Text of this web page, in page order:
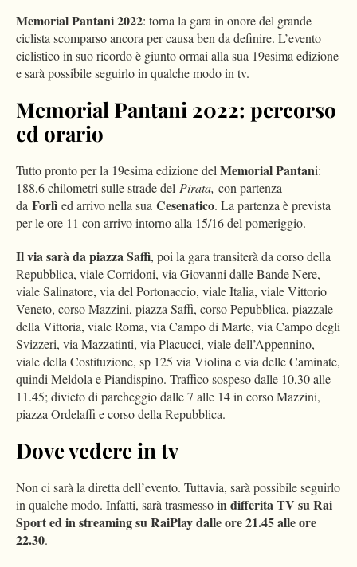
Memorial Pantani 2022: torna la gara in onore del grande
ciclista scomparso ancora per causa ben da definire. L’evento
ciclistico in suo ricordo è giunto ormai alla sua 19esima edizione
e sarà possibile seguirlo in qualche modo in tv.
Memorial Pantani 2022: percorso
ed orario
Tutto pronto per la 19esima edizione delMemorial Pantani:
188,6 chilometri sulle strade del Pirata, con partenza
da Forlì ed arrivo nella sua Cesenatico. La partenza è prevista
per le ore 11 con arrivo intorno alla 15/16 del pomeriggio.
Il via sarà da piazza Saffi, poi la gara transiterà da corso della
Repubblica, viale Corridoni, via Giovanni dalle Bande Nere,
viale Salinatore, via del Portonaccio, viale Italia, viale Vittorio
Veneto, corso Mazzini, piazza Saffi, corso Pepubblica, piazzale
della Vittoria, viale Roma, via Campo di Marte, via Campo degli
Svizzeri, via Mazzatinti, via Placucci, viale dell’Appennino,
viale della Costituzione, sp 125 via Violina e via delle Caminate,
quindi Meldola e Piandispino. Traffico sospeso dalle 10,30 alle
11.45; divieto di parcheggio dalle 7 alle 14 in corso Mazzini,
piazza Ordelaffi e corso della Repubblica.
Dove vedere in tv
Non ci sarà la diretta dell’evento. Tuttavia, sarà possibile seguirlo
in qualche modo. Infatti, sarà trasmessoin differita TV su Rai
Sport ed in streaming su RaiPlay dalle ore 21.45 alle ore
22.30.